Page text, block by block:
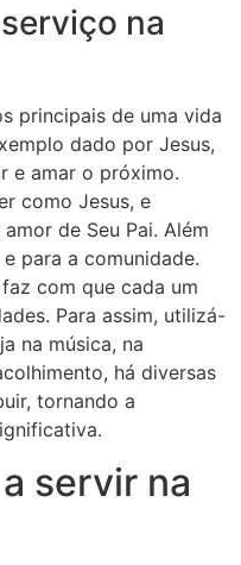
na
principais de uma vida
dado por Jesus,
e amar o próximo.
como Jesus, e
de Seu Pai. Além
para a comunidade.
com que cada um
Para assim, utilizá-
na música, na
há diversas
tornando a
servir na